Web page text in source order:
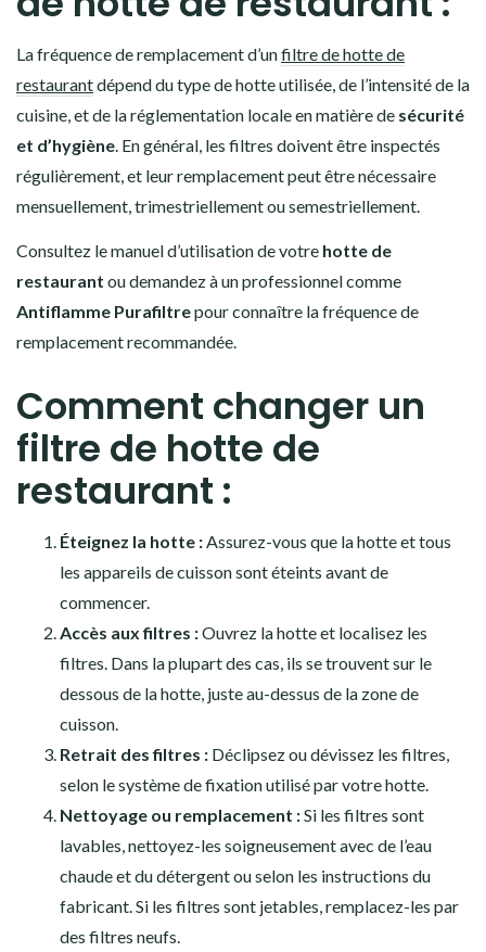
La fréquence de remplacement d’unfiltre de hotte de
restaurantdépend du type de hotte utilisée, de l’intensité de la
cuisine, et de la réglementation locale en matière de sécurité
et d’hygiène. En général, les filtres doivent être inspectés
régulièrement, et leur remplacement peut être nécessaire
mensuellement, trimestriellement ou semestriellement.
Consultez le manuel d’utilisation de votre hotte de
restaurant ou demandez à un professionnel comme
Antiflamme Purafiltrepour connaître la fréquence de
remplacement recommandée.
Comment changer un
filtre de hotte de
restaurant :
Éteignez la hotte :Assurez-vous que la hotte et tous
les appareils de cuisson sont éteints avant de
commencer.
Accès aux filtres :Ouvrez la hotte et localisez les
filtres. Dans la plupart des cas, ils se trouvent sur le
dessous de la hotte, juste au-dessus de la zone de
cuisson.
Retrait des filtres : Déclipsez ou dévissez les filtres,
selon le système de fixation utilisé par votre hotte.
Nettoyage ou remplacement :Si les filtres sont
lavables, nettoyez-les soigneusement avec de l’eau
chaude et du détergent ou selon les instructions du
fabricant. Si les filtres sont jetables, remplacez-les par
des filtres neufs.